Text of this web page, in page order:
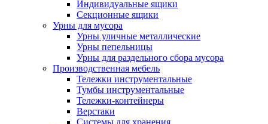
Индивидуальные ящики
Секционные ящики
Урны для мусора
Урны уличные металлические
Урны пепельницы
Урны для раздельного сбора мусора
Производственная мебель
Тележки инструментальные
Тумбы инструментальные
Тележки-контейнеры
Верстаки
Системы для хранения